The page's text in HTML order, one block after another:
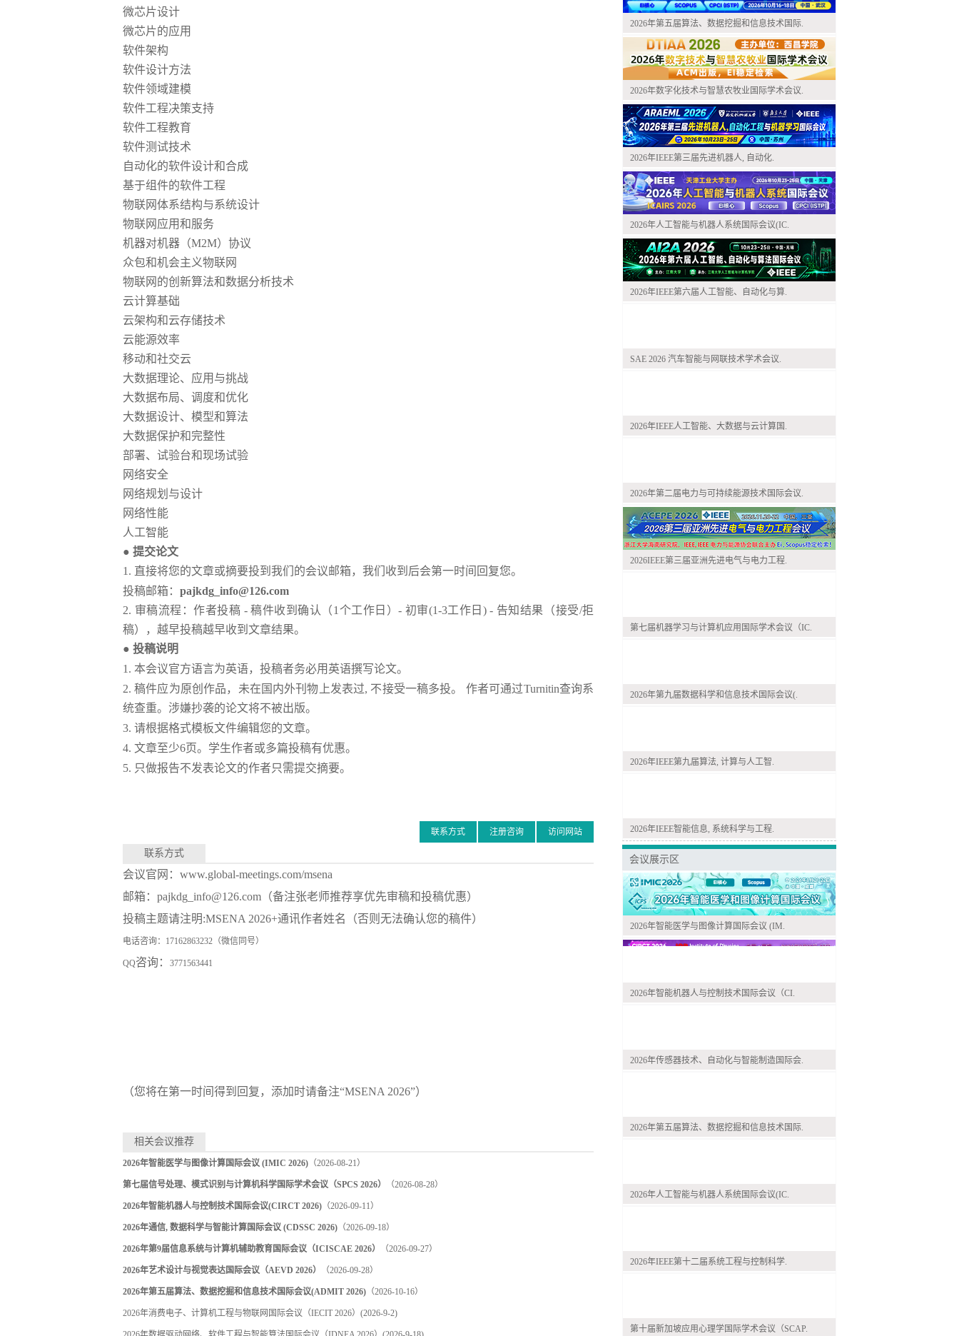
微芯片设计
微芯片的应用
软件架构
软件设计方法
软件领域建模
软件工程决策支持
软件工程教育
软件测试技术
自动化的软件设计和合成
基于组件的软件工程
物联网体系结构与系统设计
物联网应用和服务
机器对机器（M2M）协议
众包和机会主义物联网
物联网的创新算法和数据分析技术
云计算基础
云架构和云存储技术
云能源效率
移动和社交云
大数据理论、应用与挑战
大数据布局、调度和优化
大数据设计、模型和算法
大数据保护和完整性
部署、试验台和现场试验
网络安全
网络规划与设计
网络性能
人工智能
● 提交论文
1 . 直接将您的文章或摘要投到我们的会议邮箱，我们收到后会第一时间回复您。
投稿邮箱： pajkdg_info@126.com
2. 审稿流程：作者投稿 -稿件收到确认（1 个工作日）- 初审(1-3工作日 ) - 告知结果（接受/拒
稿），越早投稿越早收到文章结果。
● 投稿说明
1. 本会议官方语言为英语，投稿者务必用英语撰写论文。
2.稿件应为原创作品，未在国内外刊物上发表过, 不接受一稿多投。 作者可通过Turnitin查询系
统查重。涉嫌抄袭的论文将不被出版。
3. 请根据格式模板文件编辑您的文章。
4. 文章至少6页。学生作者或多篇投稿有优惠。
5. 只做报告不发表论文的作者只需提交摘要。
访问网站
注册咨询
联系方式
联系方式
会议官网： www.global-meetings.com/msena
邮箱： pajkdg_info@126.com（备注张老师推荐享优先审稿和投稿优惠）
投稿主题请注明:MSENA 2026+通讯作者姓名（否则无法确认您的稿件）
电话咨询： 17162863232 （微信同号）
QQ咨询： 3771563441
（您将在第一时间得到回复，添加时请备注“MSENA 2026”）
相关会议推荐
2026年智能医学与图像计算国际会议 (IMIC 2026) （2026-08-21）
第七届信号处理、模式识别与计算机科学国际学术会议（SPCS 2026） （2026-08-28）
2026年智能机器人与控制技术国际会议(CIRCT 2026) （2026-09-11）
2026年通信, 数据科学与智能计算国际会议 (CDSSC 2026) （2026-09-18）
2026年第9届信息系统与计算机辅助教育国际会议（ICISCAE 2026） （2026-09-27）
2026年艺术设计与视觉表达国际会议（AEVD 2026） （2026-09-28）
2026年第五届算法、数据挖掘和信息技术国际会议(ADMIT 2026) （2026-10-16）
2026年消费电子、计算机工程与物联网国际会议（IECIT 2026） (2026-9-2)
2026年第五届算法、数据挖掘和信息技术国际.
2026年数字化技术与智慧农牧业国际学术会议.
2026年IEEE第三届先进机器人, 自动化.
2026年人工智能与机器人系统国际会议(IC.
2026年IEEE第六届人工智能、自动化与算.
SAE 2026 汽车智能与网联技术学术会议.
2026年IEEE人工智能、大数据与云计算国.
2026年第二届电力与可持续能源技术国际会议.
2026IEEE第三届亚洲先进电气与电力工程.
第七届机器学习与计算机应用国际学术会议（IC.
2026年第九届数据科学和信息技术国际会议(.
2026年IEEE第九届算法, 计算与人工智.
2026年IEEE智能信息, 系统科学与工程.
会议展示区
2026年智能医学与图像计算国际会议 (IM.
2026年智能机器人与控制技术国际会议（CI.
2026年传感器技术、自动化与智能制造国际会.
2026年第五届算法、数据挖掘和信息技术国际.
2026年人工智能与机器人系统国际会议(IC.
2026年IEEE第十二届系统工程与控制科学.
第十届新加坡应用心理学国际学术会议（SCAP.